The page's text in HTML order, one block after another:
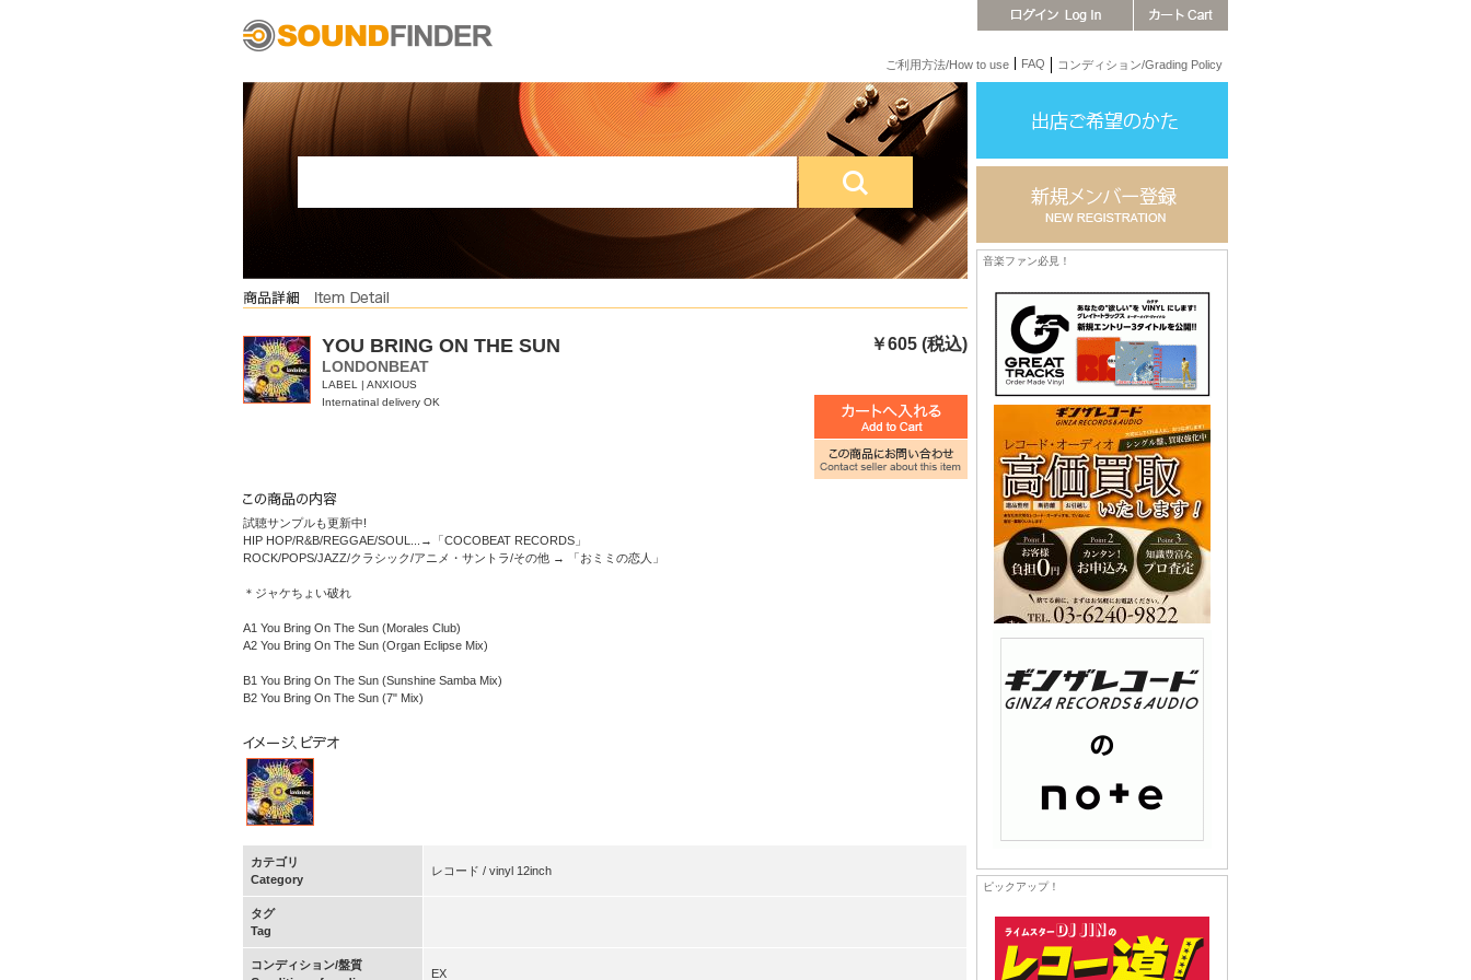
ご利用方法/How to use FAQ コンディション/Grading Policy
YOU BRING ON THE SUN ￥605 (税込)
LONDONBEAT
LABEL | ANXIOUS
Internatinal delivery OK
試聴サンプルも更新中!
HIP HOP/R&B/REGGAE/SOUL...→「COCOBEAT RECORDS」
ROCK/POPS/JAZZ/クラシック/アニメ・サントラ/その他 → 「おミミの恋人」
＊ジャケちょい破れ
A1 You Bring On The Sun (Morales Club)
A2 You Bring On The Sun (Organ Eclipse Mix)
B1 You Bring On The Sun (Sunshine Samba Mix)
B2 You Bring On The Sun (7" Mix)
カテゴリ
Category
レコード / vinyl 12inch
タグ
Tag
コンディション/盤質
EX
音楽ファン必見！
ピックアップ！